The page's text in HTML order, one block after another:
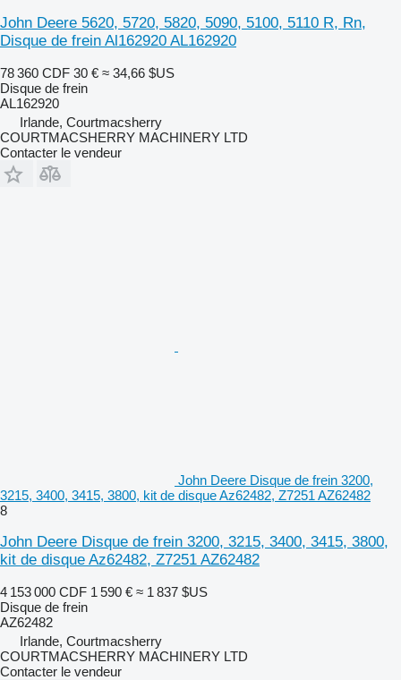
John Deere 5620, 5720, 5820, 5090, 5100, 5110 R, Rn,
Disque de frein Al162920 AL162920
78 360 CDF 30 € ≈ 34,66 $US
Disque de frein
AL162920
Irlande, Courtmacsherry
COURTMACSHERRY MACHINERY LTD
Contacter le vendeur
John Deere Disque de frein 3200,
3215, 3400, 3415, 3800, kit de disque Az62482, Z7251 AZ62482
8
John Deere Disque de frein 3200, 3215, 3400, 3415, 3800,
kit de disque Az62482, Z7251 AZ62482
4 153 000 CDF 1 590 € ≈ 1 837 $US
Disque de frein
AZ62482
Irlande, Courtmacsherry
COURTMACSHERRY MACHINERY LTD
Contacter le vendeur